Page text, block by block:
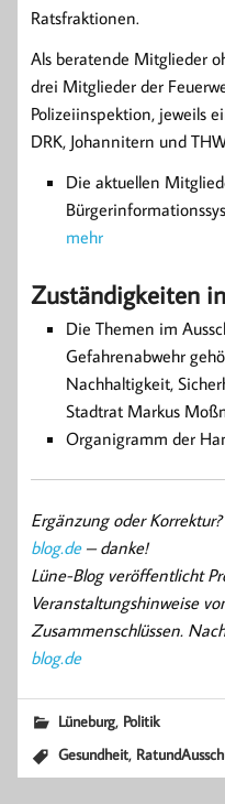
Ratsfraktionen.
Als beratende Mitglieder
drei Mitglieder der
Polizeiinspektion, jeweils
DRK, Johannitern und
Die aktuellen
mehr
Zuständigkeiten
Die Themen im
Gefahrenabwehr
Nachhaltigkeit,
Stadtrat Markus
Organigramm der
Ergänzung oder
blog.de– danke!
Lüne-Blog veröffentlicht
Veranstaltungshinweise
Zusammenschlüssen.
blog.de
Lüneburg, Politik
Gesundheit,